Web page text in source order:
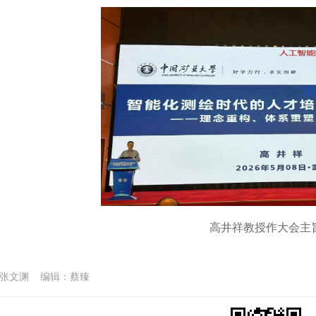
高井祥教授作大会主
张文渊 编辑：蔡臻